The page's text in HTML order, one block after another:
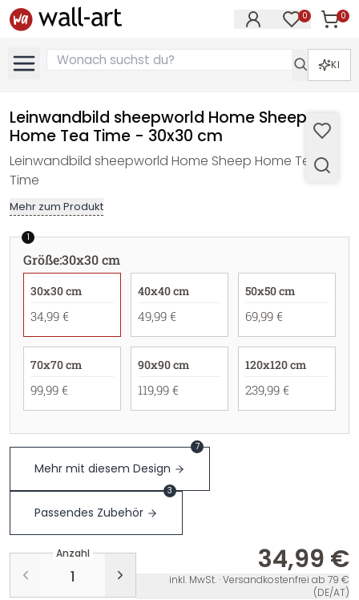
0 0
KI
Leinwandbild sheepworld Home Sheep
Home Tea Time - 30x30 cm
Leinwandbild sheepworld Home Sheep Home Tea
Time
Mehr zum Produkt
1
Größe:30x30 cm
30x30 cm
34,99 €
40x40 cm
49,99 €
50x50 cm
69,99 €
70x70 cm
99,99 €
90x90 cm
119,99 €
120x120 cm
239,99 €
Mehr mit diesem Design
7
Passendes Zubehör
3
Anzahl 34,99 €
inkl. MwSt. · Versandkostenfrei ab 79 €
(DE/AT)